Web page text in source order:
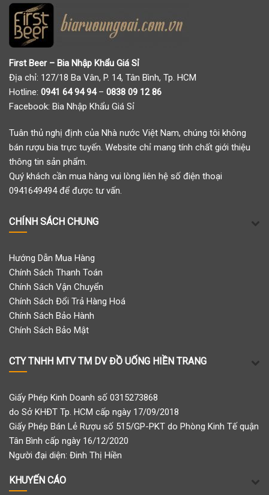
First Beer – Bia Nhập Khẩu Giá Sỉ
Địa chỉ: 127/18 Ba Vân, P. 14, Tân Bình, Tp. HCM
Hotline: 0941 64 94 94– 0838 09 12 86
Facebook: Bia Nhập Khẩu Giá Sỉ
Tuân thủ nghị định của Nhà nước Việt Nam, chúng tôi không
bán rượu bia trực tuyến. Website chỉ mang tính chất giới thiệu
thông tin sản phẩm.
Quý khách cần mua hàng vui lòng liên hệ số điện thoại
0941649494 để được tư vấn.
CHÍNH SÁCH CHUNG
Hướng Dẫn Mua Hàng
Chính Sách Thanh Toán
Chính Sách Vận Chuyển
Chính Sách Đổi Trả Hàng Hoá
Chính Sách Bảo Hành
Chính Sách Bảo Mật
CTY TNHH MTV TM DV ĐỒ UỐNG HIỀN TRANG
Giấy Phép Kinh Doanh số 0315273868
do Sở KHĐT Tp. HCM cấp ngày 17/09/2018
Giấy Phép Bán Lẻ Rượu số 515/GP-PKT do Phòng Kinh Tế quận
Tân Bình cấp ngày 16/12/2020
Người đại diện: Đinh Thị Hiền
KHUYẾN CÁO